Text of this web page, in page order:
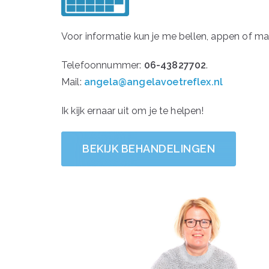
Voor informatie kun je me bellen, appen of
Telefoonnummer: 06-43827702.
Mail: angela@angelavoetreflex.nl
Ik kijk ernaar uit om je te helpen!
BEKIJK BEHANDELINGEN